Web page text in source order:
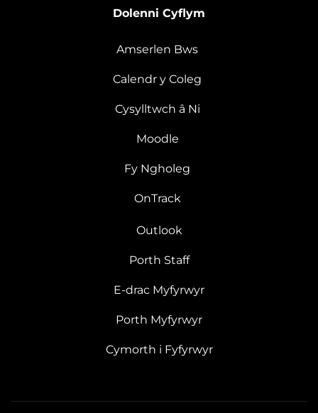
Dolenni Cyflym
Amserlen Bws
Calendr y Coleg
Cysylltwch â Ni
Moodle
Fy Ngholeg
OnTrack
Outlook
Porth Staff
E-drac Myfyrwyr
Porth Myfyrwyr
Cymorth i Fyfyrwyr